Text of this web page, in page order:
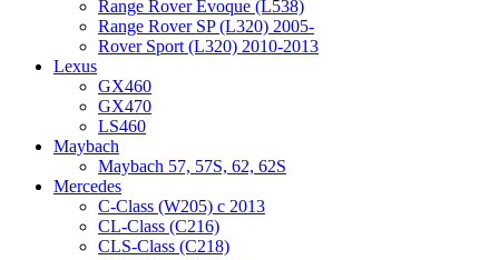
Range Rover Evoque (L538)
Range Rover SP (L320) 2005-
Rover Sport (L320) 2010-2013
Lexus
GX460
GX470
LS460
Maybach
Maybach 57, 57S, 62, 62S
Mercedes
C-Class (W205) с 2013
CL-Class (C216)
CLS-Class (C218)